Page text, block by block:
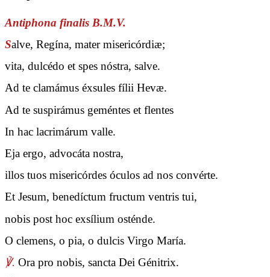
Antiphona finalis B.M.V.
Salve, Regína, mater misericórdiæ;
vita, dulcédo et spes nóstra, salve.
Ad te clamámus éxsules fílii Hevæ.
Ad te suspirámus geméntes et flentes
In hac lacrimárum valle.
Eja ergo, advocáta nostra,
illos tuos misericórdes óculos ad nos convérte.
Et Jesum, benedíctum fructum ventris tui,
nobis post hoc exsílium osténde.
O clemens, o pia, o dulcis Virgo María.
℣. Ora pro nobis, sancta Dei Génitrix.